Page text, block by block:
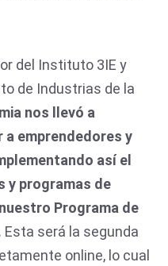
del Instituto 3IE y
de Industrias de la
nos llevó a
emprendedores y
así el
y programas de
Programa de
Esta será la segunda
online, lo cual